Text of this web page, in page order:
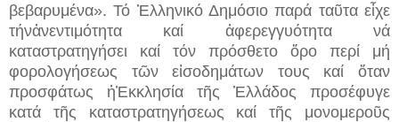
βεβαρυμένα». Τό Ἑλληνικό Δημόσιο παρά ταῦτα εἶχε
τήνἀνεντιμότητα καί ἀφερεγγυότητα νά
καταστρατηγήσει καί τόν πρόσθετο ὅρο περί μή
φορολογήσεως τῶν εἰσοδημάτων τους καί ὅταν
προσφάτως ἡἘκκλησία τῆς Ἑλλάδος προσέφυγε
κατά τῆς καταστρατηγήσεως καί τῆς μονομεροῦς